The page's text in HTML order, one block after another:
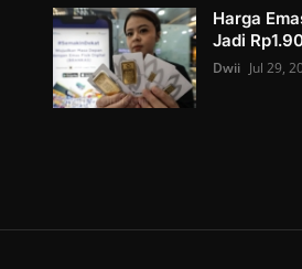
Harga
Jadi
Dwii Jul 29,